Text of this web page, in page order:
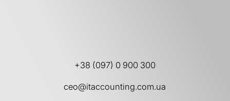
+38 (097) 0 900 300
ceo@itaccounting.com.ua